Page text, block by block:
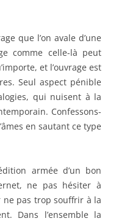
que l’on avale d’une
comme celle-là peut
et l’ouvrage est
Seul aspect pénible
qui nuisent à la
Confessons-
en sautant ce type
armée d’un bon
ne pas hésiter à
pas trop souffrir à la
Dans l’ensemble la